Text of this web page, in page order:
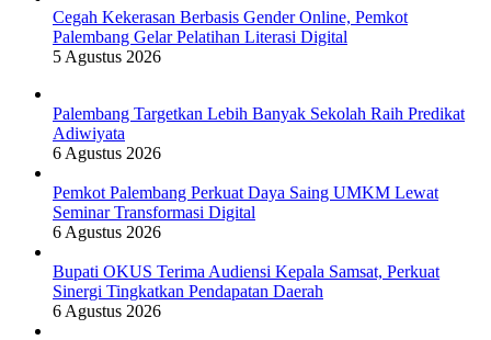
Cegah Kekerasan Berbasis Gender Online, Pemkot
Palembang Gelar Pelatihan Literasi Digital
5 Agustus 2026
Palembang Targetkan Lebih Banyak Sekolah Raih Predikat
Adiwiyata
6 Agustus 2026
Pemkot Palembang Perkuat Daya Saing UMKM Lewat
Seminar Transformasi Digital
6 Agustus 2026
Bupati OKUS Terima Audiensi Kepala Samsat, Perkuat
Sinergi Tingkatkan Pendapatan Daerah
6 Agustus 2026